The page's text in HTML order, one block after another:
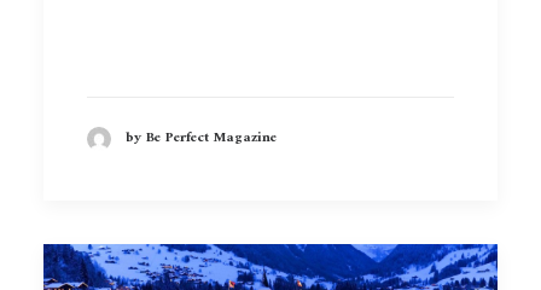
by Be Perfect Magazine